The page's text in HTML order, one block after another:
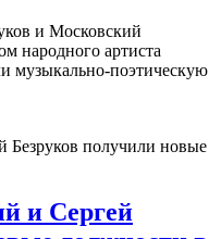
и Московский
народного артиста
музыкально-поэтическую
и Сергей